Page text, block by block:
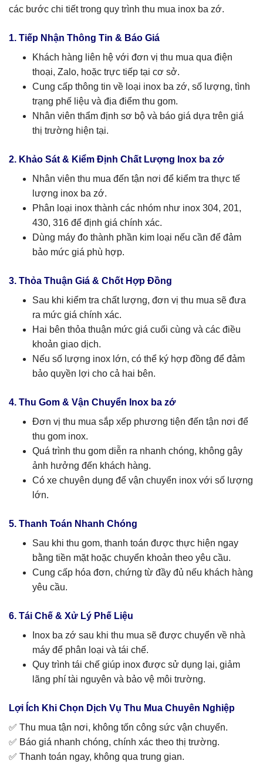
các bước chi tiết trong quy trình thu mua inox ba zớ.
1. Tiếp Nhận Thông Tin & Báo Giá
Khách hàng liên hệ với đơn vị thu mua qua điện
thoại, Zalo, hoặc trực tiếp tại cơ sở.
Cung cấp thông tin về loại inox ba zớ, số lượng, tình
trạng phế liệu và địa điểm thu gom.
Nhân viên thẩm định sơ bộ và báo giá dựa trên giá
thị trường hiện tại.
2. Khảo Sát & Kiểm Định Chất Lượng Inox ba zớ
Nhân viên thu mua đến tận nơi để kiểm tra thực tế
lượng inox ba zớ.
Phân loại inox thành các nhóm như inox 304, 201,
430, 316 để định giá chính xác.
Dùng máy đo thành phần kim loại nếu cần để đảm
bảo mức giá phù hợp.
3. Thỏa Thuận Giá & Chốt Hợp Đồng
Sau khi kiểm tra chất lượng, đơn vị thu mua sẽ đưa
ra mức giá chính xác.
Hai bên thỏa thuận mức giá cuối cùng và các điều
khoản giao dịch.
Nếu số lượng inox lớn, có thể ký hợp đồng để đảm
bảo quyền lợi cho cả hai bên.
4. Thu Gom & Vận Chuyển Inox ba zớ
Đơn vị thu mua sắp xếp phương tiện đến tận nơi để
thu gom inox.
Quá trình thu gom diễn ra nhanh chóng, không gây
ảnh hưởng đến khách hàng.
Có xe chuyên dụng để vận chuyển inox với số lượng
lớn.
5. Thanh Toán Nhanh Chóng
Sau khi thu gom, thanh toán được thực hiện ngay
bằng tiền mặt hoặc chuyển khoản theo yêu cầu.
Cung cấp hóa đơn, chứng từ đầy đủ nếu khách hàng
yêu cầu.
6. Tái Chế & Xử Lý Phế Liệu
Inox ba zớ sau khi thu mua sẽ được chuyển về nhà
máy để phân loại và tái chế.
Quy trình tái chế giúp inox được sử dụng lại, giảm
lãng phí tài nguyên và bảo vệ môi trường.
Lợi Ích Khi Chọn Dịch Vụ Thu Mua Chuyên Nghiệp
✅ Thu mua tận nơi, không tốn công sức vận chuyển.
✅ Báo giá nhanh chóng, chính xác theo thị trường.
✅ Thanh toán ngay, không qua trung gian.